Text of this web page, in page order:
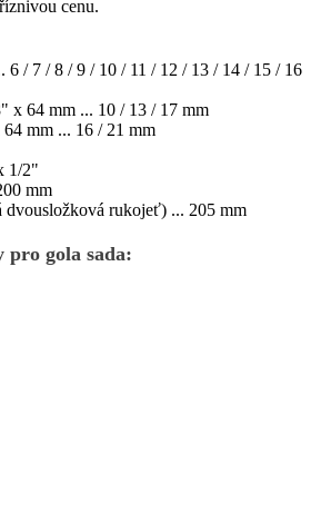
cenu.
6 / 7 / 8 / 9 / 10 / 11 / 12 / 13 / 14 / 15 / 16
x 64 mm ... 10 / 13 / 17 mm
mm ... 16 / 21 mm
1/2"
mm
dvousložková rukojeť) ... 205 mm
pro gola sada: